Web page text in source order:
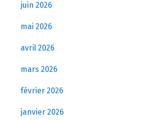
juin 2026
mai 2026
avril 2026
mars 2026
février 2026
janvier 2026